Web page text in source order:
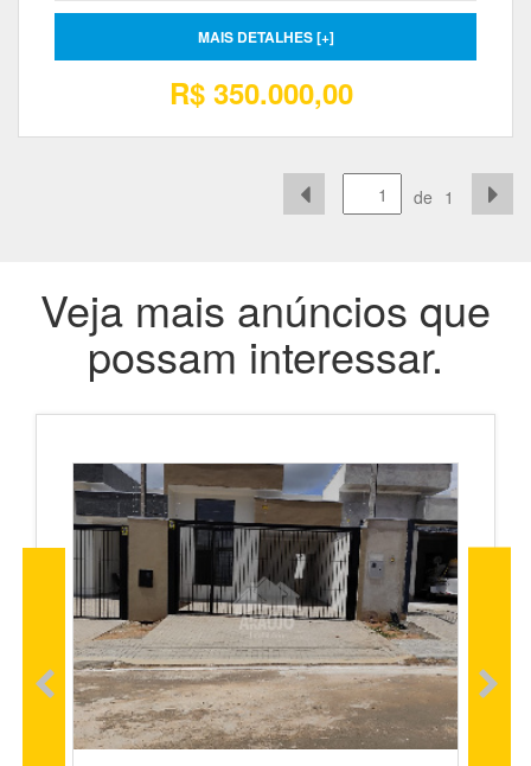
MAIS DETALHES [+]
R$ 350.000,00
de 1
Veja mais anúncios que
possam interessar.